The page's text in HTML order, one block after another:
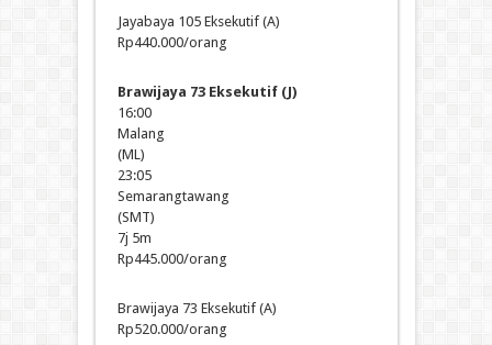
Jayabaya 105 Eksekutif (A)
Rp440.000/orang
Brawijaya 73 Eksekutif (J)
16:00
Malang
(ML)
23:05
Semarangtawang
(SMT)
7j 5m
Rp445.000/orang
Brawijaya 73 Eksekutif (A)
Rp520.000/orang